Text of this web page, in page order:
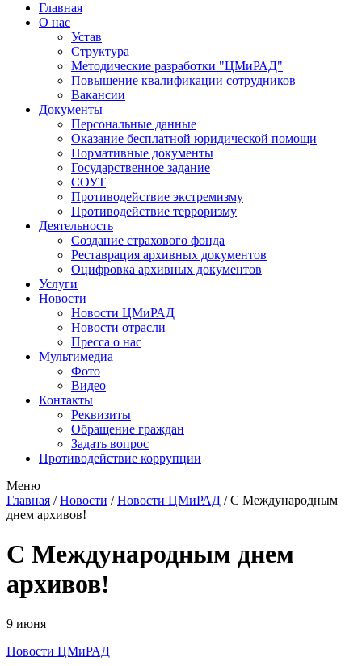
Главная
О нас
Устав
Структура
Методические разработки "ЦМиРАД"
Повышение квалификации сотрудников
Вакансии
Документы
Персональные данные
Оказание бесплатной юридической помощи
Нормативные документы
Государственное задание
СОУТ
Противодействие экстремизму
Противодействие терроризму
Деятельность
Создание страхового фонда
Реставрация архивных документов
Оцифровка архивных документов
Услуги
Новости
Новости ЦМиРАД
Новости отрасли
Пресса о нас
Мультимедиа
Фото
Видео
Контакты
Реквизиты
Обращение граждан
Задать вопрос
Противодействие коррупции
Меню
Главная /Новости /Новости ЦМиРАД /С Международным
днем архивов!
С Международным днем
архивов!
9 июня
Новости ЦМиРАД